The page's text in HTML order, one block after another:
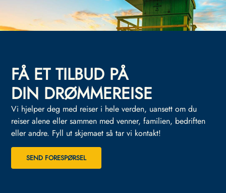
FÅ ET TILBUD PÅ
DIN DRØMMEREISE
Vi hjelper deg med reiser i hele verden, uansett om du
reiser alene eller sammen med venner, familien, bedriften
eller andre. Fyll ut skjemaet så tar vi kontakt!
SEND FORESPØRSEL